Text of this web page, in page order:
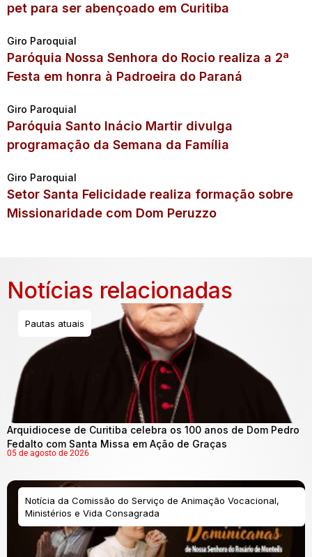
pet para ser abençoado em Curitiba
Giro Paroquial
Paróquia Nossa Senhora do Rocio realiza a 2ª
Festa em honra à Padroeira do Paraná
Giro Paroquial
Paróquia Santo Inácio Martir divulga
programação da Semana da Família
Giro Paroquial
Setor Santa Felicidade realiza formação sobre
Missionaridade com Dom Peruzzo
Notícias relacionadas
Pautas atuais
Arquidiocese de Curitiba celebra os 100 anos de Dom Pedro
Fedalto com Santa Missa em Ação de Graças
05 de agosto de 2026
Notícia da Comissão do Serviço de Animação Vocacional,
Ministérios e Vida Consagrada